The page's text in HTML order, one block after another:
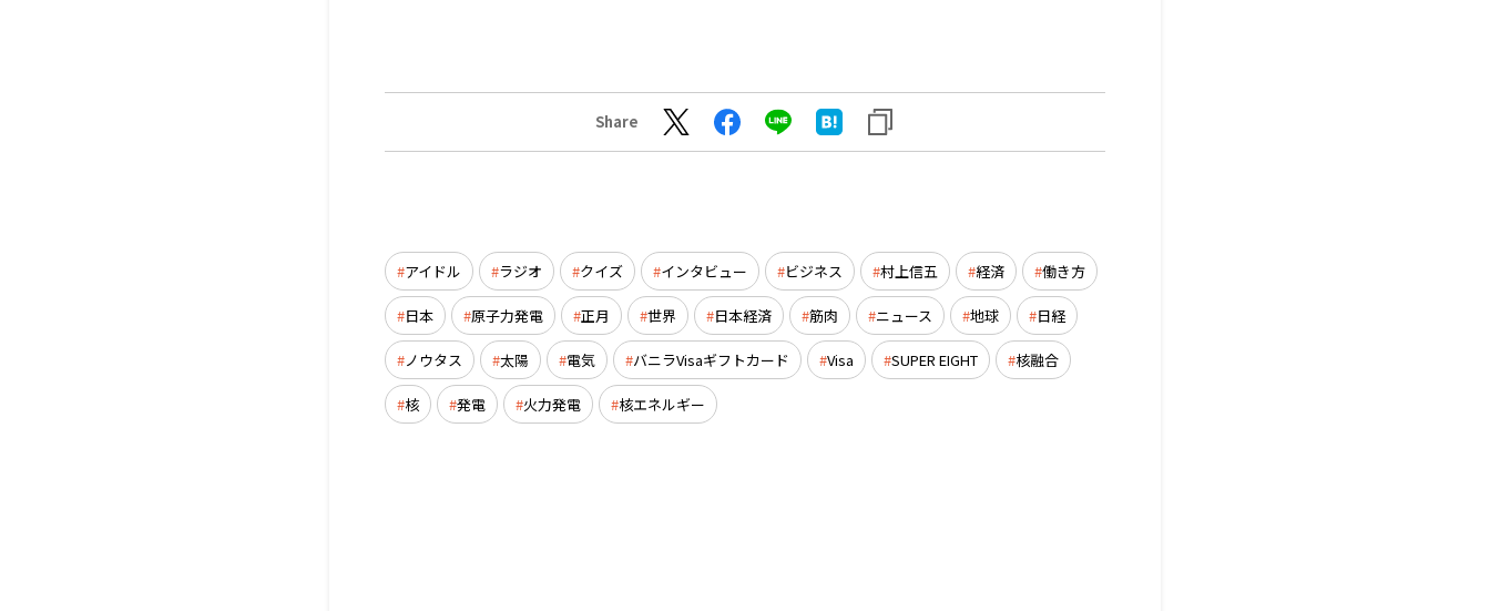
Share
アイドル ラジオ クイズ インタビュー ビジネス 村上信五 経済 働き方
日本 原子力発電 正月 世界 日本経済 筋肉 ニュース 地球 日経
ノウタス 太陽 電気 バニラVisaギフトカード Visa SUPER EIGHT 核融合
核 発電 火力発電 核エネルギー